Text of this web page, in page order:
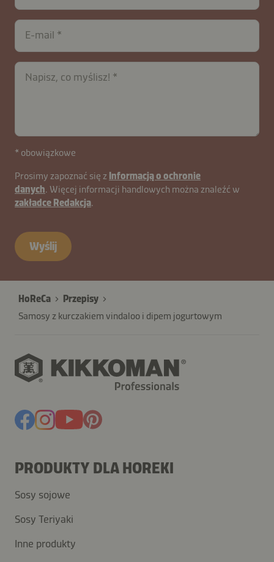
E-mail
Napisz, co myślisz!
* obowiązkowe
Prosimy zapoznać się z Informacją o ochronie
danych. Więcej informacji handlowych można znaleźć w
zakładce Redakcja.
Wyślij
HoReCa
Przepisy
Samosy z kurczakiem vindaloo i dipem jogurtowym
PRODUKTY DLA HOREKI
Sosy sojowe
Sosy Teriyaki
Inne produkty